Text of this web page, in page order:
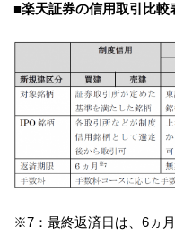
■楽天証券の信用取引比較
※7：最終返済日は、6ヵ